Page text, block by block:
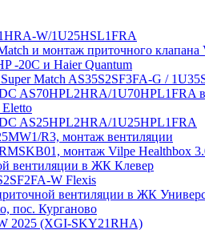
W/1U25HSL1FRA
и монтаж приточного
-20С и Haier Quantum
Match AS35S2SF3FA-G /
DC AS70HPL2HRA/1U70HPL1FRA
Eletto
AS25HPL2HRA/1U25HPL1FRA
R3, монтаж вентиляции
монтаж Vilpe Healthbox
вентиляции в ЖК Клевер
W Flexis
вентиляции в ЖК
пос. Курганово
2025 (XGI-SKY21RHA)